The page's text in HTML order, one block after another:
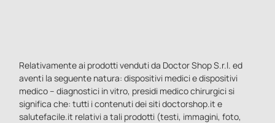
Relativamente ai prodotti venduti da Doctor Shop S.r.l. ed
aventi la seguente natura: dispositivi medici e dispositivi
medico – diagnostici in vitro, presidi medico chirurgici si
significa che: tutti i contenuti dei siti doctorshop.it e
salutefacile.it relativi a tali prodotti (testi, immagini, foto,